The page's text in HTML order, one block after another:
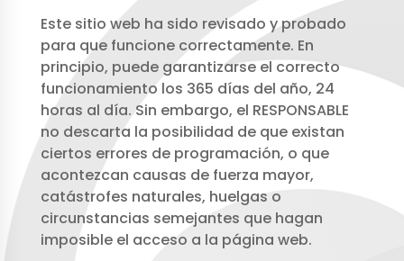
Este sitio web ha sido revisado y probado
para que funcione correctamente. En
principio, puede garantizarse el correcto
funcionamiento los 365 días del año, 24
horas al día. Sin embargo, el RESPONSABLE
no descarta la posibilidad de que existan
ciertos errores de programación, o que
acontezcan causas de fuerza mayor,
catástrofes naturales, huelgas o
circunstancias semejantes que hagan
imposible el acceso a la página web.